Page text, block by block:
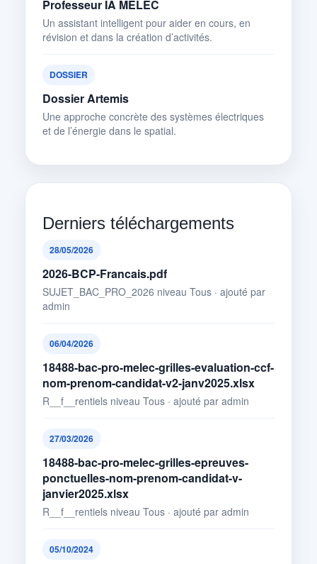
Professeur IA MELEC
Un assistant intelligent pour aider en cours, en
révision et dans la création d’activités.
DOSSIER
Dossier Artemis
Une approche concrète des systèmes électriques
et de l’énergie dans le spatial.
Derniers téléchargements
28/05/2026
2026-BCP-Francais.pdf
SUJET_BAC_PRO_2026 niveau Tous · ajouté par
admin
06/04/2026
18488-bac-pro-melec-grilles-evaluation-ccf-
nom-prenom-candidat-v2-janv2025.xlsx
R__f__rentiels niveau Tous · ajouté par admin
27/03/2026
18488-bac-pro-melec-grilles-epreuves-
ponctuelles-nom-prenom-candidat-v-
janvier2025.xlsx
R__f__rentiels niveau Tous · ajouté par admin
05/10/2024